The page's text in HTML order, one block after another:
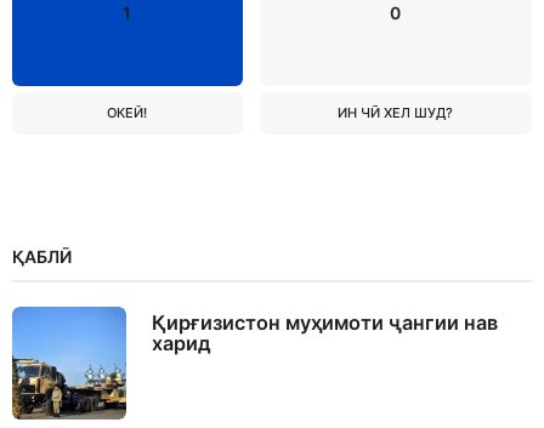
1
ОКЕЙ!
0
ИН ЧӢ ХЕЛ ШУД?
ҚАБЛӢ
Қирғизистон муҳимоти ҷангии нав
харид